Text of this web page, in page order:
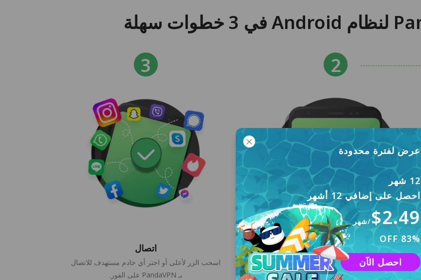
تسجيل الدخول
لا يلزم التسجيل. ستتلقى حساب تجريبي مجاني لمدة
3 أيام مع تسجيل دخول تلقائي إذا كنت تقوم بتثبيت
اتصال
اسحب الزر لأعلى أو اختر أي خادم مستهدف للاتصال
بـ PandaVPN على الفور.
عرض لفترة محدودة
12 شهر
احصل على إضافي 12 أشهر
$2.49/شهر
83% OFF
احصل الآن